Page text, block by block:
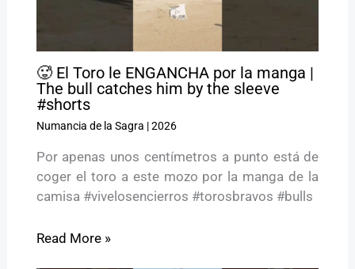
🥵 El Toro le ENGANCHA por la manga |
The bull catches him by the sleeve
#shorts
Numancia de la Sagra |2026
Por apenas unos centímetros a punto está de
coger el toro a este mozo por la manga de la
camisa #vivelosencierros #torosbravos #bulls
Read More »